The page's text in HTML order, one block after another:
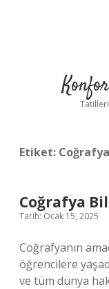
Etiket:
Coğrafya
Tarih: Ocak 15, 2025
Coğrafyanın
öğrencilere
ve tüm dünya